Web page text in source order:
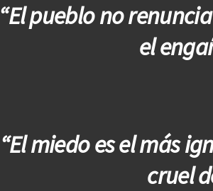
“El pueblo no
el
“El miedo es el más
cruel